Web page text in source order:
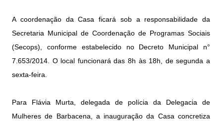
A coordenação da Casa ficará sob a responsabilidade da
Secretaria Municipal de Coordenação de Programas Sociais
(Secops), conforme estabelecido no Decreto Municipal n°
7.653/2014. O local funcionará das 8h às 18h, de segunda a
sexta-feira.
Para Flávia Murta, delegada de polícia da Delegacia de
Mulheres de Barbacena, a inauguração da Casa concretiza